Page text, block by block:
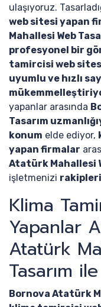
ulaşıyoruz.
web sitesi yapan
Mahallesi Web
profesyonel bir
tamircisi web
uyumlu ve hızlı
yapanlar arasında
Tasarım
konum elde ediyor,
yapan firmalar
Atatürk Mahallesi
işletmenizi
Klima
Yapanlar
Atatürk
Tasarım
Bornova Atatürk